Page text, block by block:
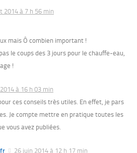
2014 à 7 h 56 min
mais Ô combien important !
le coups des 3 jours pour le chauffe-eau,
!
à 16 h 03 min
ces conseils très utiles. En effet, je pars
Je compte mettre en pratique toutes les
vous avez publiées.
26 juin 2014 à 12 h 17 min